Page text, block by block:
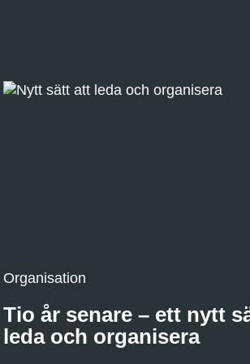
Organisation
Tio år senare – ett nytt
leda och organisera